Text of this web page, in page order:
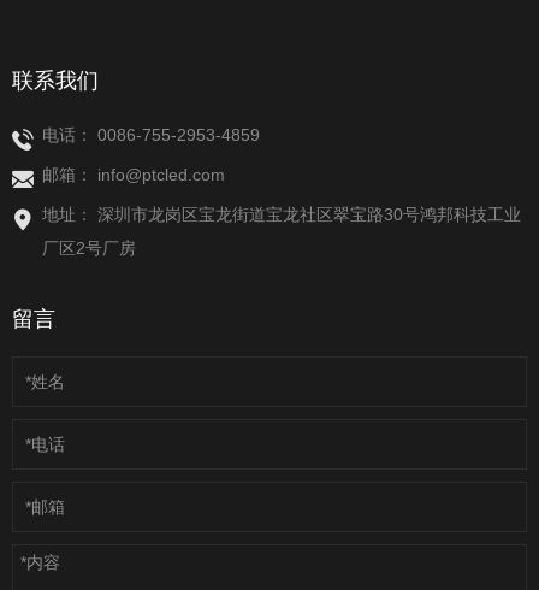
联系我们
电话： 0086-755-2953-4859
邮箱： info@ptcled.com
地址： 深圳市龙岗区宝龙街道宝龙社区翠宝路30号鸿邦科技工业
厂区2号厂房
留言